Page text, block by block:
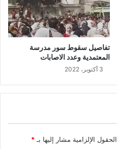
تفاصيل سقوط سور مدرسة
المعتمدية وعدد الاصابات
3 أكتوبر، 2022
الحقول الإلزامية مشار إليها بـ *